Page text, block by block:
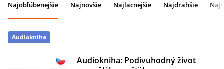
Najobľúbenejšie Najnovšie Najlacnejšie Najdrahšie
Audiokniha
Audiokniha: Podivuhodný život